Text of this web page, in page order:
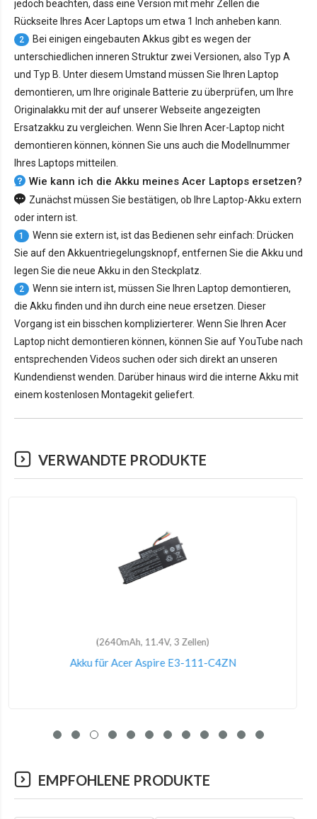
jedoch beachten, dass eine Version mit mehr Zellen die
Rückseite Ihres Acer Laptops um etwa 1 Inch anheben kann.
2
Bei einigen eingebauten Akkus gibt es wegen der
unterschiedlichen inneren Struktur zwei Versionen, also Typ A
und Typ B. Unter diesem Umstand müssen Sie Ihren Laptop
demontieren, um Ihre originale Batterie zu überprüfen, um Ihre
Originalakku mit der auf unserer Webseite angezeigten
Ersatzakku zu vergleichen. Wenn Sie Ihren Acer-Laptop nicht
demontieren können, können Sie uns auch die Modellnummer
Ihres Laptops mitteilen.
Wie kann ich die Akku meines Acer Laptops ersetzen?
Zunächst müssen Sie bestätigen, ob Ihre Laptop-Akku extern
oder intern ist.
1
Wenn sie extern ist, ist das Bedienen sehr einfach: Drücken
Sie auf den Akkuentriegelungsknopf, entfernen Sie die Akku und
legen Sie die neue Akku in den Steckplatz.
2
Wenn sie intern ist, müssen Sie Ihren Laptop demontieren,
die Akku finden und ihn durch eine neue ersetzen. Dieser
Vorgang ist ein bisschen komplizierterer. Wenn Sie Ihren Acer
Laptop nicht demontieren können, können Sie auf YouTube nach
entsprechenden Videos suchen oder sich direkt an unseren
Kundendienst wenden. Darüber hinaus wird die interne Akku mit
einem kostenlosen Montagekit geliefert.
VERWANDTE PRODUKTE
(48Wh, 15.2V, 4 Zellen)
Akku für Acer Swift 3 SF314-51-39NE
EMPFOHLENE PRODUKTE